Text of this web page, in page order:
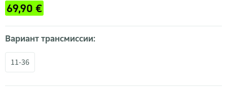
69,90 €
Вариант трансмиссии:
11-36